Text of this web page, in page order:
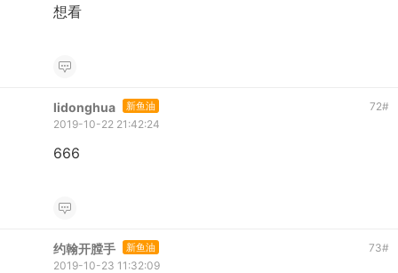
想看
lidonghua 新鱼油 72#
2019-10-22 21:42:24
666
约翰开膛手 新鱼油 73#
2019-10-23 11:32:09